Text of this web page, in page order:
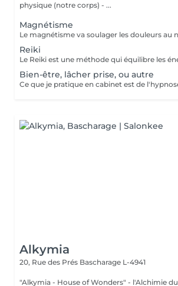
physique (notre corps) - ...
Magnétisme
Reiki
Bien-être, lâcher prise, ou autre
Alkymia
20, Rue des Prés Bascharage L-4941
"Alkymia - House of Wonders" - l'Alchimie du Coeur!